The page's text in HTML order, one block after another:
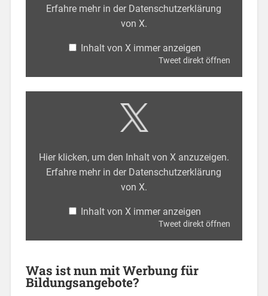
Erfahre mehr in der Datenschutzerklärung
von X.
Inhalt von X immer anzeigen
Tweet direkt öffnen
Hier klicken, um den Inhalt von X anzuzeigen.
Erfahre mehr in der Datenschutzerklärung
von X.
Inhalt von X immer anzeigen
Tweet direkt öffnen
Was ist nun mit Werbung für
Bildungsangebote?